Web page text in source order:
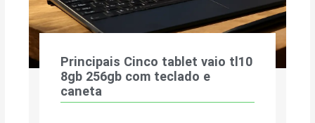
Principais Cinco tablet vaio tl10
8gb 256gb com teclado e
caneta